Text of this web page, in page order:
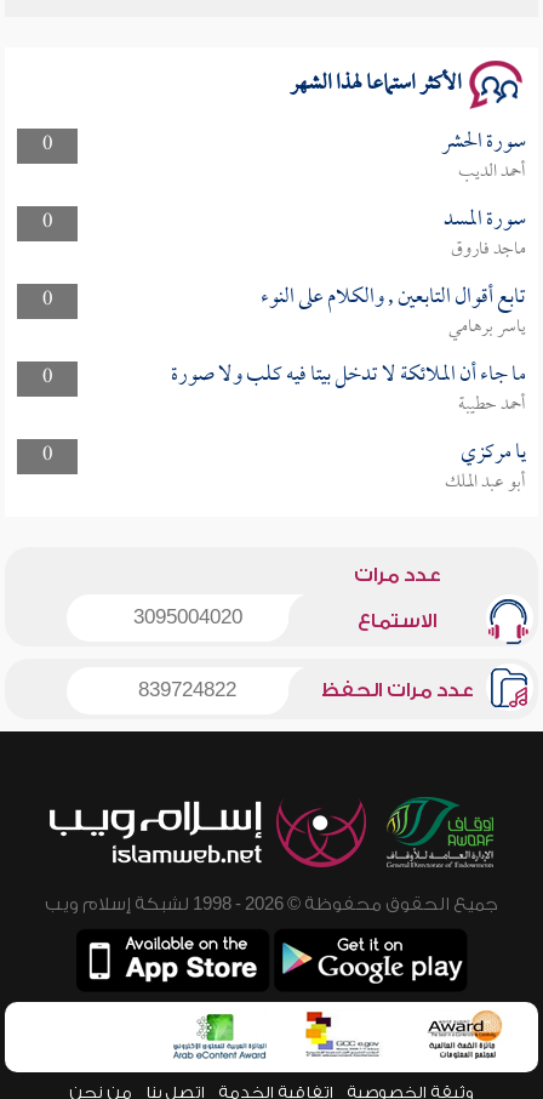
الأكثر استماعا لهذا الشهر
0 سورة الحشر
أحمد الديب
0
سورة المسد
ماجد فاروق
0
تابع أقوال التابعين , والكلام على النوء
ياسر برهامي
0
ما جاء أن الملائكة لا تدخل بيتا فيه كلب ولا صورة
أحمد حطيبة
0
يا مركزي
أبو عبد الملك
عدد مرات
الاستماع 3095004020
عدد مرات الحفظ 839724822
جميع الحقوق محفوظة © 2026 - 1998 لشبكة إسلام ويب
وثيقة الخصوصية اتفاقية الخدمة اتصل بنا من نحن